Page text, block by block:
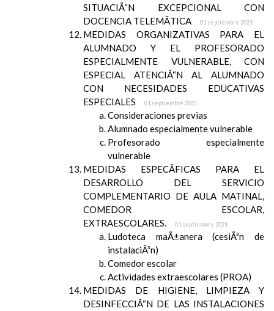
SITUACIÃ“N EXCEPCIONAL CON
DOCENCIA TELEMÃTICA
01 septiembre 2021
MEDIDAS ORGANIZATIVAS PARA EL
ALUMNADO Y EL PROFESORADO
ESPECIALMENTE VULNERABLE, CON
ESPECIAL ATENCIÃ“N AL ALUMNADO
CON NECESIDADES EDUCATIVAS
ESPECIALES
01 septiembre 2021
Consideraciones previas
Alumnado especialmente vulnerable
Profesorado especialmente
vulnerable
MEDIDAS ESPECÃFICAS PARA EL
DESARROLLO DEL SERVICIO
COMPLEMENTARIO DE AULA MATINAL,
COMEDOR ESCOLAR,
EXTRAESCOLARES.
01 septiembre 2021
Ludoteca maÃ±anera (cesiÃ³n de
instalaciÃ³n)
Comedor escolar
Actividades extraescolares (PROA)
MEDIDAS DE HIGIENE, LIMPIEZA Y
DESINFECCIÃ“N DE LAS INSTALACIONES